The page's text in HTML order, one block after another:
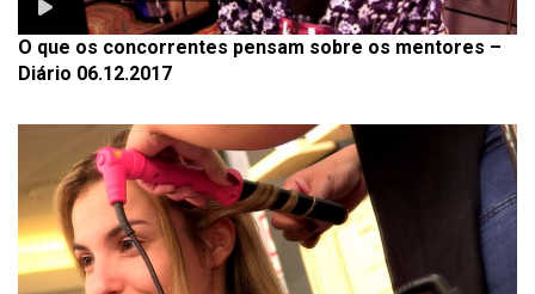
O que os concorrentes pensam sobre os mentores –
Diário 06.12.2017